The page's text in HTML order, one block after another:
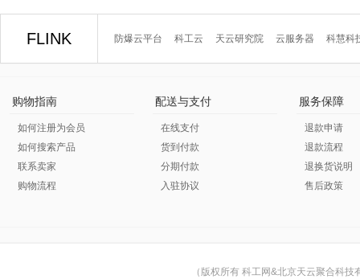
FLINK 防爆云平台 科工云 天云研究院 云服务器 科慧科
购物指南
如何注册为会员
如何搜索产品
联系卖家
购物流程
配送与支付
在线支付
货到付款
分期付款
入驻协议
服务保障
退款申请
退款流程
退换货说明
售后政策
（版权所有 科工网&北京天云聚合科